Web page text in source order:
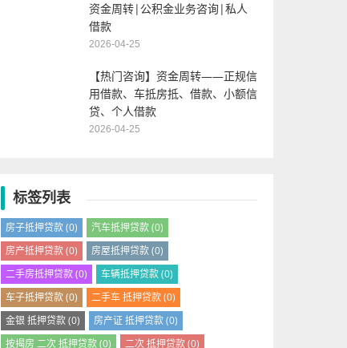
资金周转|公积金业务咨询|私人
借款
2026-04-25
【热门咨询】资金周转——正规信
用借款、车抵房抵、借款、小额信
贷、个人借款
2026-04-25
标签列表
房子抵押贷款(0) 汽车抵押贷款(0)
房产抵押贷款(0) 房屋抵押贷款(0)
二手房抵押贷款(0) 车辆抵押贷款(0)
车子抵押贷款(0) 二手车 抵押贷款(0)
金银 抵押贷款(0) 房产证 抵押贷款(0)
按揭房 二次 抵押贷款(0) 二次 抵押贷款(0)